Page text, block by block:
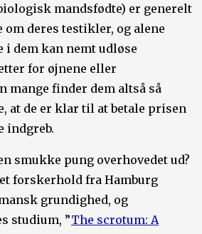
mandsfødte) er generelt
deres testikler, og alene
dem kan nemt udløse
for øjnene eller
mange finder dem altså så
at de er klar til at betale prisen
indgreb.
smukke pung overhovedet ud?
forskerhold fra Hamburg
grundighed, og
studium, ”The scrotum: A